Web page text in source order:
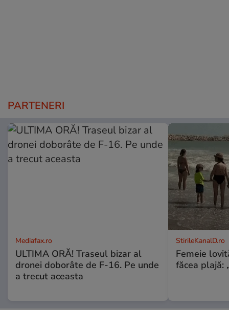
PARTENERI
Mediafax.ro
ULTIMA ORĂ! Traseul bizar al
dronei doborâte de F-16. Pe unde
a trecut aceasta
StirileKanalD.ro
Femeie
făcea plajă: